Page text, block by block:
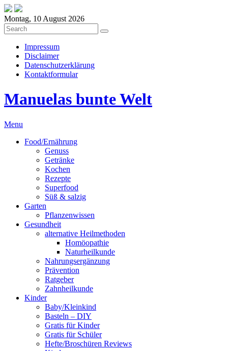
Montag, 10 August 2026
Impressum
Disclaimer
Datenschutzerklärung
Kontaktformular
Manuelas bunte Welt
Menu
Food/Ernährung
Genuss
Getränke
Kochen
Rezepte
Superfood
Süß & salzig
Garten
Pflanzenwissen
Gesundheit
alternative Heilmethoden
Homöopathie
Naturheilkunde
Nahrungsergänzung
Prävention
Ratgeber
Zahnheilkunde
Kinder
Baby/Kleinkind
Basteln – DIY
Gratis für Kinder
Gratis für Schüler
Hefte/Broschüren Reviews